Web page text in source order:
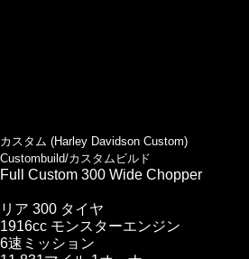
カスタム (Harley Davidson Custom)
Custombuild/カスタムビルド
Full Custom 300 Wide Chopper
リア 300 タイヤ
1916cc モンスターエンジン
6速ミッション